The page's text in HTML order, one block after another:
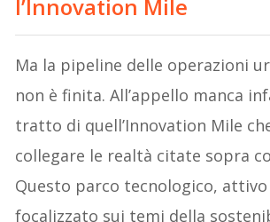
l’Innovation Mile
Ma la pipeline delle operazioni
non è finita. All’appello manca
tratto di quell’Innovation Mile
collegare le realtà citate sopra
Questo parco tecnologico, attivo
focalizzato sui temi della